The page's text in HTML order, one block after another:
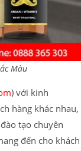
Màu
) với kinh
hàng khác nhau,
tạo chuyên
đến cho khách